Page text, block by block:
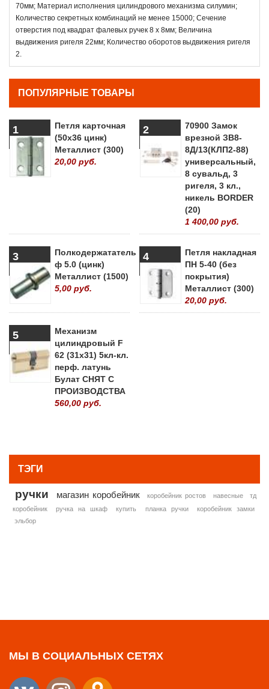
70мм; Материал исполнения цилиндрового механизма силумин;
Количество секретных комбинаций не менее 15000; Сечение
отверстия под квадрат фалевых ручек 8 х 8мм; Величина
выдвижения ригеля 22мм; Количество оборотов выдвижения ригеля
2.
ПОПУЛЯРНЫЕ ТОВАРЫ
1
Петля карточная
(50х36 цинк)
Металлист (300)
20,00 руб.
2
70900 Замок
врезной ЗВ8-
8Д/13(КЛП2-88)
универсальный,
8 сувальд, 3
ригеля, 3 кл.,
никель BORDER
(20)
1 400,00 руб.
3
Полкодержататель
ф 5.0 (цинк)
Металлист (1500)
5,00 руб.
4
Петля накладная
ПН 5-40 (без
покрытия)
Металлист (300)
20,00 руб.
5
Механизм
цилиндровый F
62 (31х31) 5кл-кл.
перф. латунь
Булат СНЯТ С
ПРОИЗВОДСТВА
560,00 руб.
ТЭГИ
ручки магазин коробейник коробейник ростов навесные
тд
коробейник
ручка на шкаф купить планка ручки
коробейник замки
эльбор
МЫ В СОЦИАЛЬНЫХ СЕТЯХ